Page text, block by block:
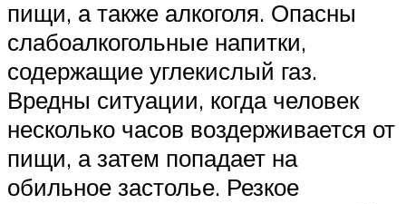
пищи, а также алкоголя. Опасны
слабоалкогольные напитки,
содержащие углекислый газ.
Вредны ситуации, когда человек
несколько часов воздерживается от
пищи, а затем попадает на
обильное застолье. Резкое